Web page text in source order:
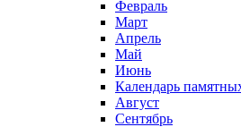
Февраль
Март
Апрель
Май
Июнь
Календарь
Август
Сентябрь